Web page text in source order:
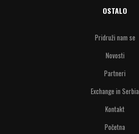
OSTALO
Pridruži nam se
Novosti
Partneri
Exchange in Serbia
Kontakt
Početna